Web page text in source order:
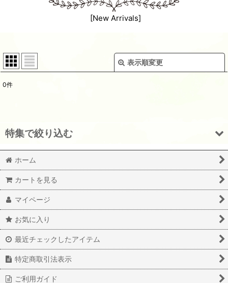
[New Arrivals]
表示順変更
0件
特集で絞り込む
トップス
ボトムス
アウター
ワンピース
グッズ&アクセサリー
ホーム
カートを見る
マイページ
お気に入り
最近チェックしたアイテム
特定商取引法表示
ご利用ガイド